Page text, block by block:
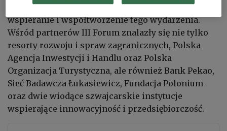
zainteresowanie zaangażowaniem się we
wspieranie i współtworzenie tego wydarzenia.
Wśród partnerów III Forum znalazły się nie tylko
resorty rozwoju i spraw zagranicznych, Polska
Agencja Inwestycji i Handlu oraz Polska
Organizacja Turystyczna, ale również Bank Pekao,
Sieć Badawcza Łukasiewicz, Fundacja Polonium
oraz dwie wiodące szwajcarskie instytucje
wspierające innowacyjność i przedsiębiorczość.